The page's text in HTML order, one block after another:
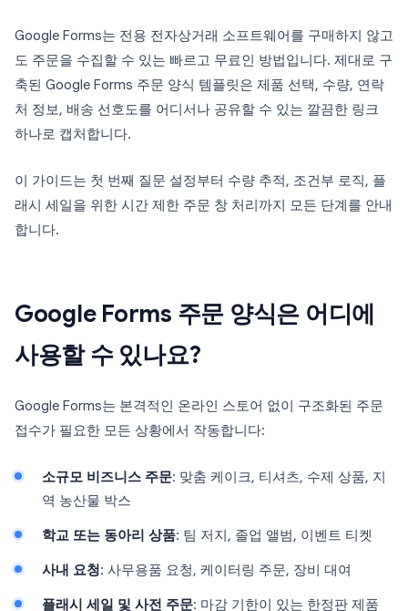
Google Forms는 전용 전자상거래 소프트웨어를 구매하지 않고
도 주문을 수집할 수 있는 빠르고 무료인 방법입니다. 제대로 구
축된 Google Forms 주문 양식 템플릿은 제품 선택, 수량, 연락
처 정보, 배송 선호도를 어디서나 공유할 수 있는 깔끔한 링크
하나로 캡처합니다.
이 가이드는 첫 번째 질문 설정부터 수량 추적, 조건부 로직, 플
래시 세일을 위한 시간 제한 주문 창 처리까지 모든 단계를 안내
합니다.
Google Forms 주문 양식은 어디에
사용할 수 있나요?
Google Forms는 본격적인 온라인 스토어 없이 구조화된 주문
접수가 필요한 모든 상황에서 작동합니다:
소규모 비즈니스 주문: 맞춤 케이크, 티셔츠, 수제 상품, 지
역 농산물 박스
학교 또는 동아리 상품: 팀 저지, 졸업 앨범, 이벤트 티켓
사내 요청: 사무용품 요청, 케이터링 주문, 장비 대여
플래시 세일 및 사전 주문: 마감 기한이 있는 한정판 제품